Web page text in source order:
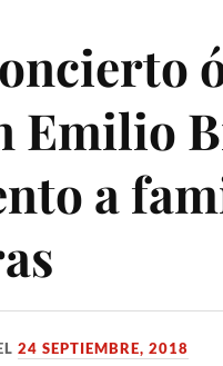
Emilio
a
24 SEPTIEMBRE, 2018